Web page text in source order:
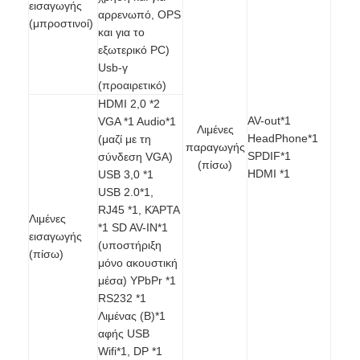
Iboard διαλογικό Whiteboard
στο διαλογικό whiteboard
υπέρυθρο διαλογικό whiteboard
Διαλογική επίπεδη οθόνη
Διαλογικό όργανο ελέγχου οθόνης αφής
έξυπνος πίνακας LCD
Διαλογικό Whiteboard οδηγήσεων
Διαλογική οθόνη αφής Whiteboard
όλοι σε ένα διαλογικό whiteboard
φορητό διαλογικό whiteboard
εισαγωγής
(μπροστινοί)
αρρενωπό, OPS
και για το
εξωτερικό PC)
Usb-γ
(προαιρετικό)
Λιμένες
παραγωγής
(πίσω)
AV-out*1
HeadPhone*1
SPDIF*1
HDMI *1
Λιμένες
εισαγωγής
(πίσω)
HDMI 2,0 *2
VGA *1 Audio*1
(μαζί με τη
σύνδεση VGA)
USB 3,0 *1
USB 2.0*1,
RJ45 *1, ΚΆΡΤΑ
*1 SD AV-IN*1
(υποστήριξη
μόνο ακουστική
μέσα) YPbPr *1
RS232 *1
Λιμένας (B)*1
αφής USB
Wifi*1, DP *1